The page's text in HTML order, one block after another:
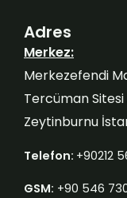
Adres
Merkez:
Merkezefendi
Tercüman Sitesi
Zeytinburnu
Telefon: +90212
GSM: +90 546